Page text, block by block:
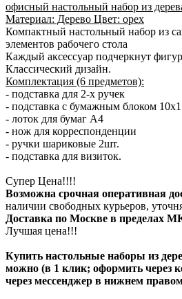
офисный настольный набор из
Материал: Дерево Цвет: орех
Компактный настольный набор из
элементов рабочего стола
Каждый аксессуар подчеркнут
Классический дизайн.
Комплектация (6 предметов):
- подставка для 2-х ручек
- подставка с бумажным блоком
- лоток для бумаг А4
- нож для корреспонденции
- ручки шариковые 2шт.
- подставка для визиток.
Супер Цена!!!!
Возможна срочная оперативная
наличии свободных курьеров,
Доставка по Москве в пределах
Лучшая цена!!!
Купить настольные наборы из
можно (в 1 клик; оформить через
через мессенджер в нижнем